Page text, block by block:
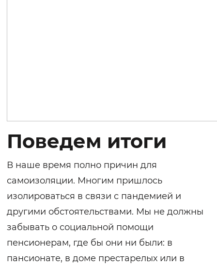
Поведем итоги
В наше время полно причин для
самоизоляции. Многим пришлось
изолироваться в связи с пандемией и
другими обстоятельствами. Мы не должны
забывать о социальной помощи
пенсионерам, где бы они ни были: в
пансионате, в доме престарелых или в